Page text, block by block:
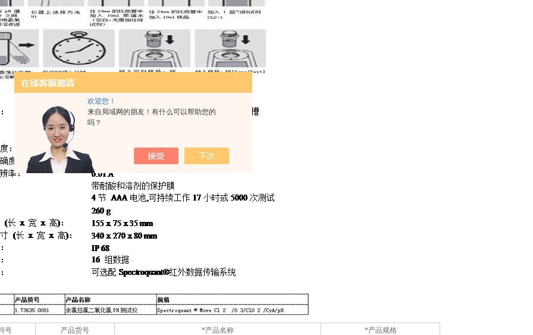
欢迎您！
来自局域网的朋友！有什么可以帮助您的
吗？
号 产品货号 *产品名称 *产品规格